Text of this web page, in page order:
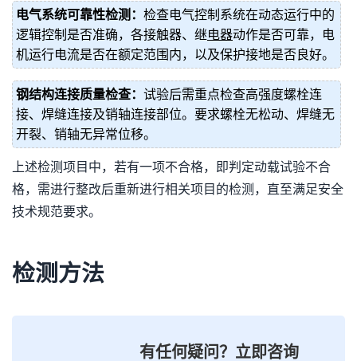
电气系统可靠性检测： 检查电气控制系统在动态运行中的
逻辑控制是否准确，各接触器、继电器动作是否可靠，电
机运行电流是否在额定范围内，以及保护接地是否良好。
钢结构连接质量检查： 试验后需重点检查高强度螺栓连
接、焊缝连接及销轴连接部位。要求螺栓无松动、焊缝无
开裂、销轴无异常位移。
上述检测项目中，若有一项不合格，即判定动载试验不合
格，需进行整改后重新进行相关项目的检测，直至满足安全
技术规范要求。
检测方法
有任何疑问？立即咨询